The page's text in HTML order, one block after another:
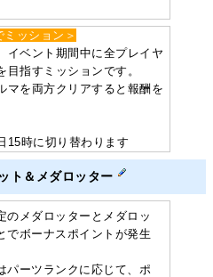
ミッション＞
イベント期間中に全プレイヤ
指すミッションです。
マを両方クリアすると報酬を
15時に切り替わります
ト＆メダロッター
のメダロッターとメダロッ
でボーナスポイントが発生
パーツランクに応じて、ポ